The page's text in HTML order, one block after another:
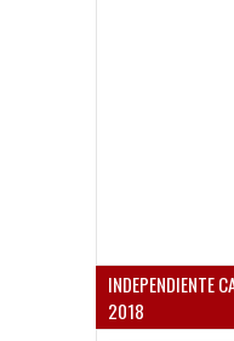
INDEPENDIENTE
2018